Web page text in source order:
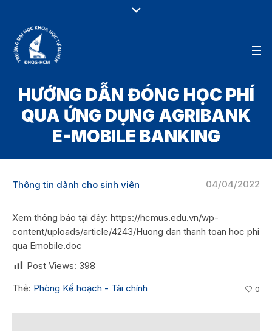
HƯỚNG DẪN ĐÓNG HỌC PHÍ
QUA ỨNG DỤNG AGRIBANK
E-MOBILE BANKING
04/04/2022
Thông tin dành cho sinh viên
Xem thông báo tại đây: https://hcmus.edu.vn/wp-
content/uploads/article/4243/Huong dan thanh toan hoc phi
qua Emobile.doc
Post Views: 398
Thẻ: Phòng Kế hoạch - Tài chính 0